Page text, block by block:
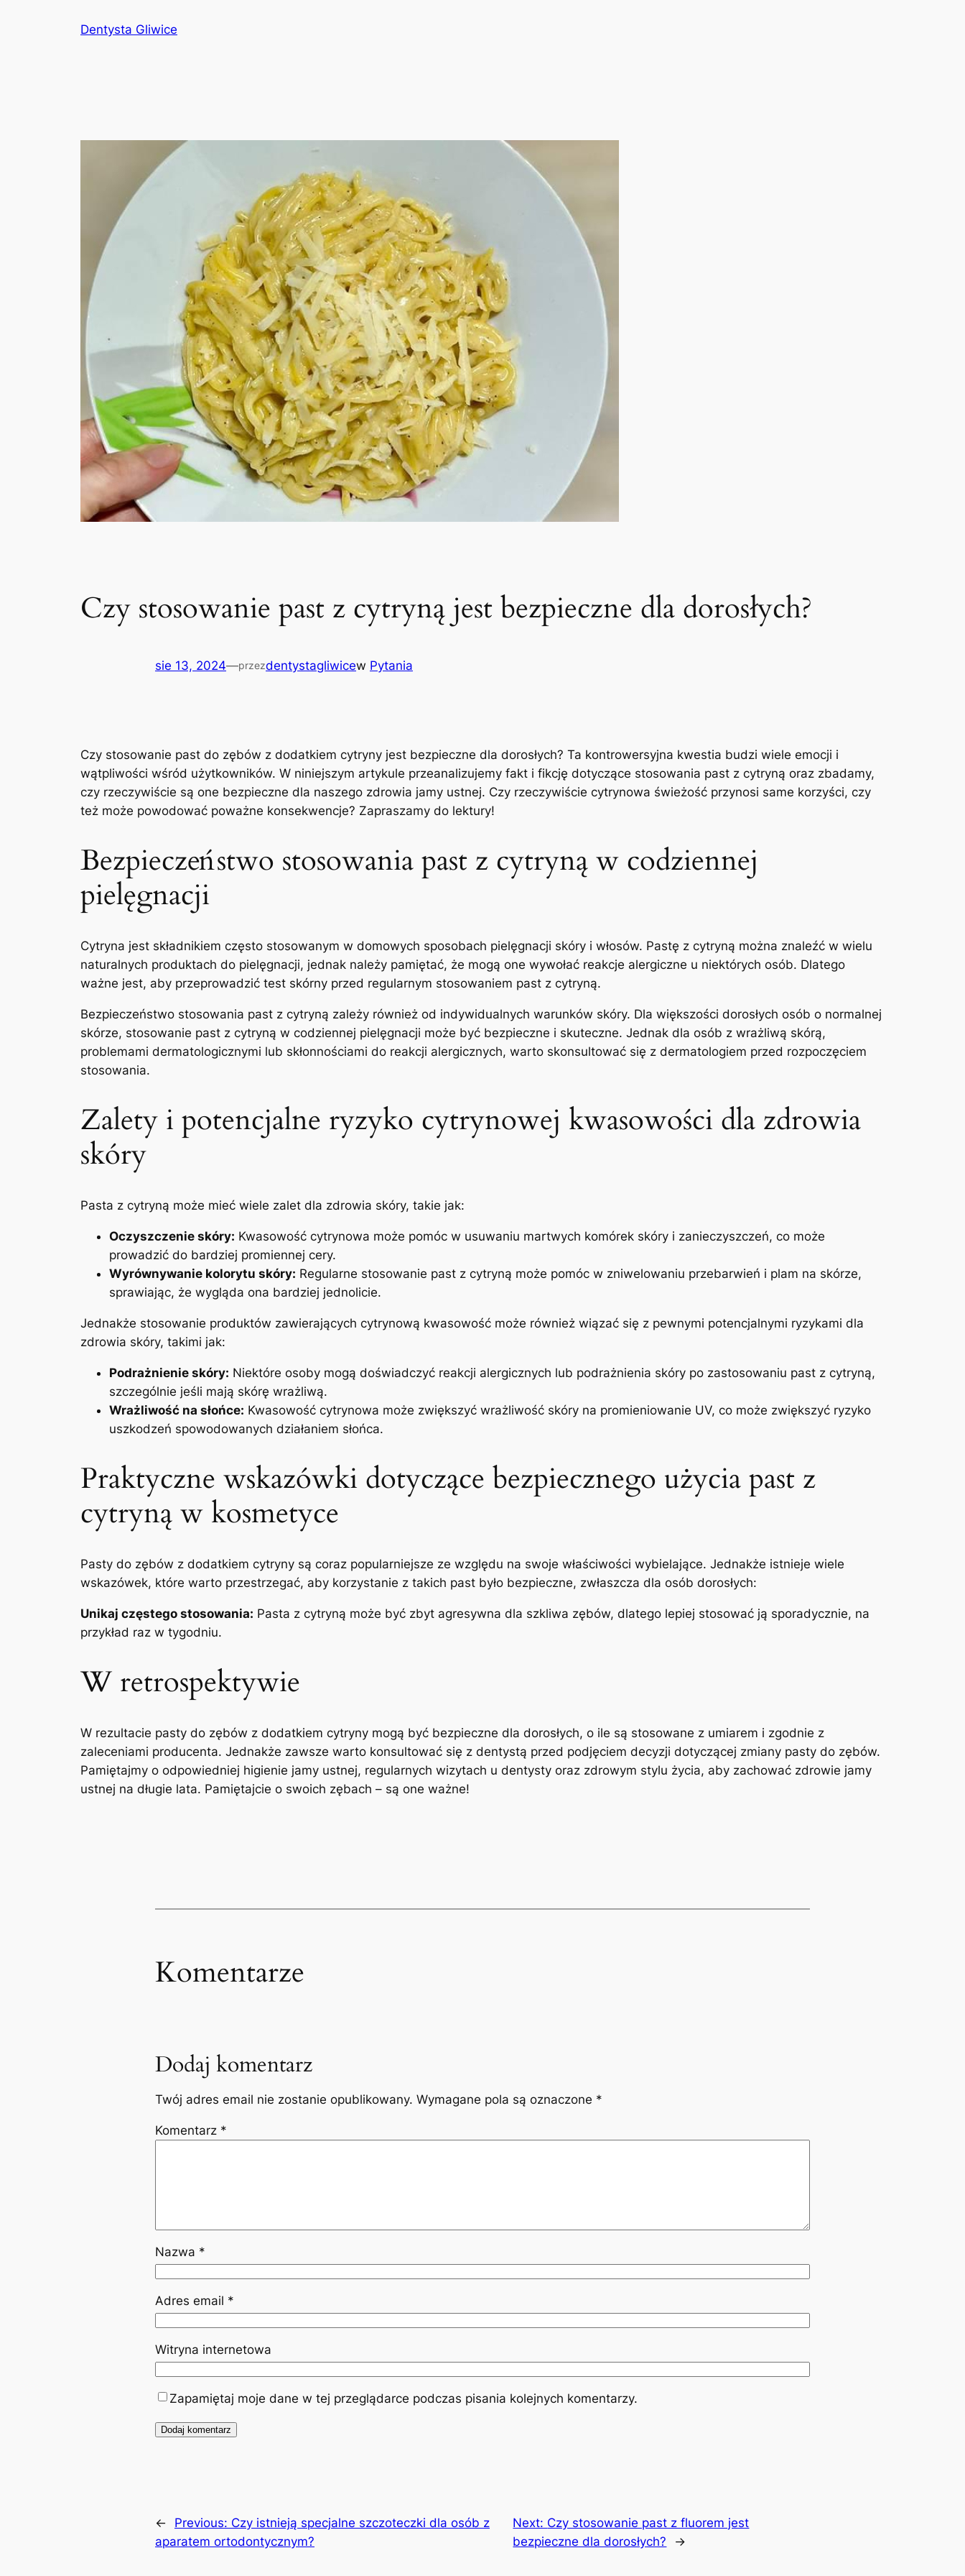
Dentysta Gliwice
Czy stosowanie past z cytryną jest bezpieczne dla dorosłych?
sie 13, 2024—przezdentystagliwicew Pytania
Czy stosowanie past do zębów z dodatkiem cytryny jest bezpieczne dla dorosłych? Ta kontrowersyjna kwestia budzi wiele emocji i
wątpliwości wśród użytkowników. W niniejszym artykule przeanalizujemy fakt i fikcję dotyczące stosowania past z cytryną oraz zbadamy,
czy rzeczywiście są one bezpieczne dla naszego zdrowia jamy ustnej. Czy rzeczywiście cytrynowa świeżość przynosi same korzyści, czy
też może powodować poważne konsekwencje? Zapraszamy do lektury!
Bezpieczeństwo stosowania past z cytryną w codziennej
pielęgnacji
Cytryna jest składnikiem często stosowanym w domowych sposobach pielęgnacji skóry i włosów. Pastę z cytryną można znaleźć w wielu
naturalnych produktach do pielęgnacji, jednak należy pamiętać, że mogą one wywołać reakcje alergiczne u niektórych osób. Dlatego
ważne jest, aby przeprowadzić test skórny przed regularnym stosowaniem past z cytryną.
Bezpieczeństwo stosowania past z cytryną zależy również od indywidualnych warunków skóry. Dla większości dorosłych osób o normalnej
skórze, stosowanie past z cytryną w codziennej pielęgnacji może być bezpieczne i skuteczne. Jednak dla osób z wrażliwą skórą,
problemami dermatologicznymi lub skłonnościami do reakcji alergicznych, warto skonsultować się z dermatologiem przed rozpoczęciem
stosowania.
Zalety i potencjalne ryzyko cytrynowej kwasowości dla zdrowia
skóry
Pasta z cytryną może mieć wiele zalet dla zdrowia skóry, takie jak:
Oczyszczenie skóry: Kwasowość cytrynowa może pomóc w usuwaniu martwych komórek skóry i zanieczyszczeń, co może
prowadzić do bardziej promiennej cery.
Wyrównywanie kolorytu skóry: Regularne stosowanie past z cytryną może pomóc w zniwelowaniu przebarwień i plam na skórze,
sprawiając, że wygląda ona bardziej jednolicie.
Jednakże stosowanie produktów zawierających cytrynową kwasowość może również wiązać się z pewnymi potencjalnymi ryzykami dla
zdrowia skóry, takimi jak:
Podrażnienie skóry: Niektóre osoby mogą doświadczyć reakcji alergicznych lub podrażnienia skóry po zastosowaniu past z cytryną,
szczególnie jeśli mają skórę wrażliwą.
Wrażliwość na słońce: Kwasowość cytrynowa może zwiększyć wrażliwość skóry na promieniowanie UV, co może zwiększyć ryzyko
uszkodzeń spowodowanych działaniem słońca.
Praktyczne wskazówki dotyczące bezpiecznego użycia past z
cytryną w kosmetyce
Pasty do zębów z dodatkiem cytryny są coraz popularniejsze ze względu na swoje właściwości wybielające. Jednakże istnieje wiele
wskazówek, które warto przestrzegać, aby korzystanie z takich past było bezpieczne, zwłaszcza dla osób dorosłych:
Unikaj częstego stosowania: Pasta z cytryną może być zbyt agresywna dla szkliwa zębów, dlatego lepiej stosować ją sporadycznie, na
przykład raz w tygodniu.
W retrospektywie
W rezultacie pasty do zębów z dodatkiem cytryny mogą być bezpieczne dla dorosłych, o ile są stosowane z umiarem i zgodnie z
zaleceniami producenta. Jednakże zawsze warto konsultować się z dentystą przed podjęciem decyzji dotyczącej zmiany pasty do zębów.
Pamiętajmy o odpowiedniej higienie jamy ustnej, regularnych wizytach u dentysty oraz zdrowym stylu życia, aby zachować zdrowie jamy
ustnej na długie lata. Pamiętajcie o swoich zębach – są one ważne!
Komentarze
Dodaj komentarz
Twój adres email nie zostanie opublikowany. Wymagane pola są oznaczone *
Komentarz *
Nazwa *
Adres email *
Witryna internetowa
Zapamiętaj moje dane w tej przeglądarce podczas pisania kolejnych komentarzy.
← Previous: Czy istnieją specjalne szczoteczki dla osób z
aparatem ortodontycznym?
Next: Czy stosowanie past z fluorem jest
bezpieczne dla dorosłych?
→